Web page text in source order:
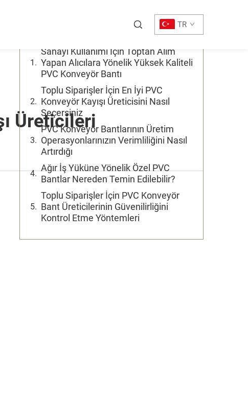
TR
Üreticileri
Sanayi Kullanımı İçin Toptan Alım
Yapan Alıcılara Yönelik Yüksek Kaliteli
PVC Konveyör Bantı
Toplu Siparişler İçin En İyi PVC
Konveyör Kayışı Üreticisini Nasıl
Seçersiniz
PVC Konveyör Bantlarının Üretim
Operasyonlarınızın Verimliliğini Nasıl
Artırdığı
Ağır İş Yüküne Yönelik Özel PVC
Bantlar Nereden Temin Edilebilir?
Toplu Siparişler İçin PVC Konveyör
Bant Üreticilerinin Güvenilirliğini
Kontrol Etme Yöntemleri